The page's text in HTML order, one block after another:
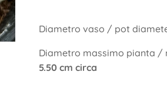
Diametro vaso / pot
Diametro massimo pianta /
5.50 cm circa